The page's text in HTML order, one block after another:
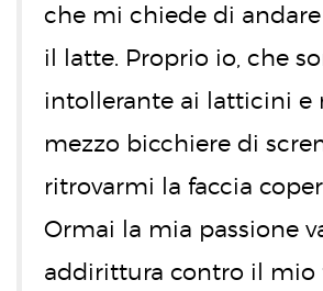
che mi chiede di
il latte. Proprio io, che
intollerante ai latticini e
mezzo bicchiere di
ritrovarmi la faccia
Ormai la mia passione
addirittura contro il mio